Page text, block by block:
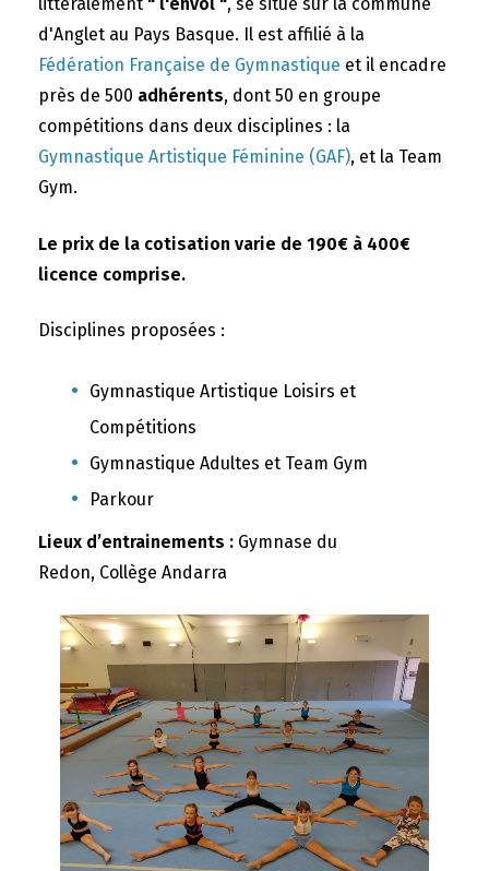
d'Anglet au Pays Basque. Il est affilié à la
Fédération Française de Gymnastique et il encadre
près de 500 adhérents, dont 50 en groupe
compétitions dans deux disciplines : la
Gymnastique Artistique Féminine (GAF), et la Team
Gym.
Le prix de la cotisation varie de 190€ à 400€
licence comprise.
Disciplines proposées :
Gymnastique Artistique Loisirs et
Compétitions
Gymnastique Adultes et Team Gym
Parkour
Lieux d’entrainements : Gymnase du
Redon, Collège Andarra